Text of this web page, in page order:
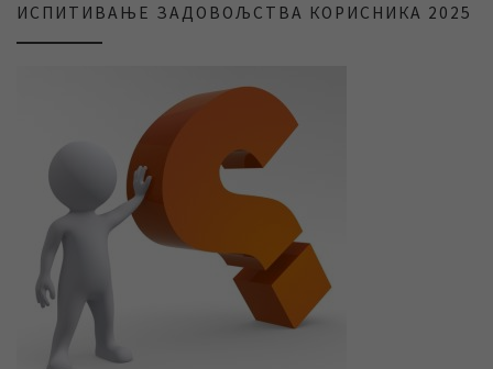
ИСПИТИВАЊЕ ЗАДОВОЉСТВА КОРИСНИКА 2025